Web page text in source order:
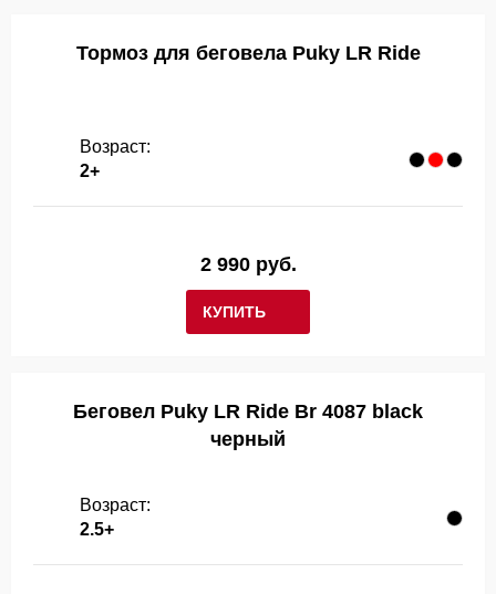
Тормоз для беговела Puky LR Ride
Возраст:
2+
КУПИТЬ
2 990 руб.
Беговел Puky LR Ride Br 4087 black
черный
Возраст:
2.5+